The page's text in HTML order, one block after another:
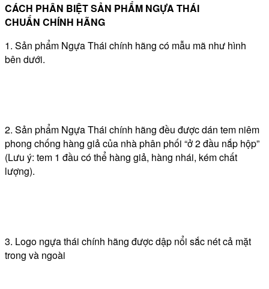
CÁCH PHÂN BIỆT SẢN PHẨM NGỰA THÁI
CHUẨN CHÍNH HÃNG
1. Sản phẩm Ngựa Thái chính hãng có mẫu mã như hình
bên dưới.
2. Sản phẩm Ngựa Thái chính hãng đều được dán tem niêm
phong chống hàng giả của nhà phân phối “ở 2 đầu nắp hộp”
(Lưu ý: tem 1 đầu có thể hàng giả, hàng nhái, kém chất
lượng).
3. Logo ngựa thái chính hãng được dập nổi sắc nét cả mặt
trong và ngoài